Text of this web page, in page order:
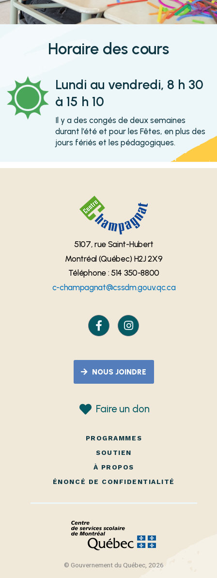
Horaire des cours
Lundi au vendredi, 8 h 30
à 15 h 10
Il y a des congés de deux semaines
durant l’été et pour les Fêtes, en plus des
jours fériés et les pédagogiques.
5107, rue Saint-Hubert
Montréal (Québec) H2J 2X9
Téléphone : 514 350-8800
c-champagnat@cssdm.gouv.qc.ca
NOUS JOINDRE
Faire un don
PROGRAMMES
SOUTIEN
À PROPOS
ÉNONCÉ DE CONFIDENTIALITÉ
© Gouvernement du Québec, 2026